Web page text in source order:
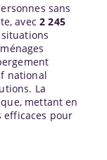
sans
avec2 245
national
La
mettant en
pour